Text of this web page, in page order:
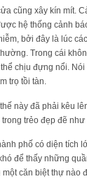
cũng xây kín mít.
hệ thống cảnh
bởi đây là lúc
Trong cái
chịu đựng nổi.
trọ tồi tàn.
này đã phải kêu
trẻo đẹp đẽ như
phố có diện tích
để thấy những
căn biệt thự nào